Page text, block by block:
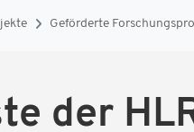
Geförderte
der